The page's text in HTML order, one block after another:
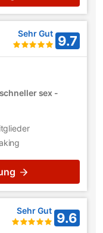
sex -
Sehr Gut 9.7
Sehr Gut 9.6